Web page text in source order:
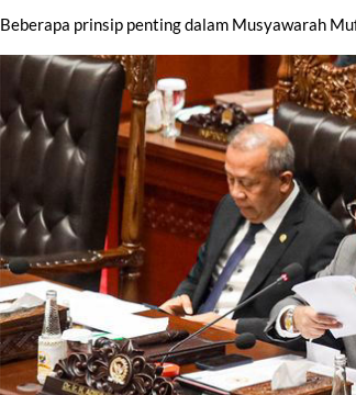
Beberapa prinsip penting dalam Musyawarah